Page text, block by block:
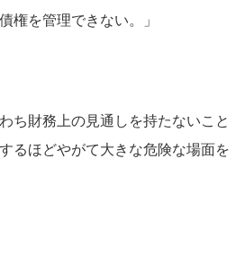
権を管理できない。」
ち財務上の見通しを持たないこと
るほどやがて大きな危険な場面を